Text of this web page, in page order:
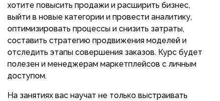
хотите повысить продажи и расширить бизнес,
выйти в новые категории и провести аналитику,
оптимизировать процессы и снизить затраты,
составить стратегию продвижения моделей и
отследить этапы совершения заказов. Курс будет
полезен и менеджерам маркетплейсов с личным
доступом.
На занятиях вас научат не только выстраивать